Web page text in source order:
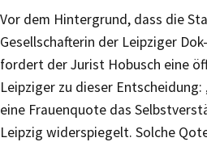
Vor dem Hintergrund, dass die
Gesellschafterin der Leipziger
fordert der Jurist Hobusch eine
Leipziger zu dieser
eine Frauenquote das
Leipzig widerspiegelt. Solche